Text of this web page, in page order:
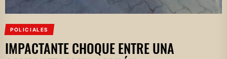
POLICIALES
IMPACTANTE CHOQUE ENTRE UNA